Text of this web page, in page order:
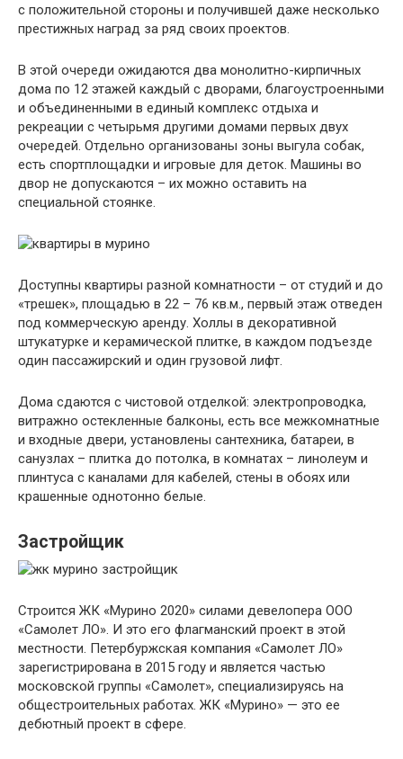
с положительной стороны и получившей даже несколько
престижных наград за ряд своих проектов.
В этой очереди ожидаются два монолитно-кирпичных
дома по 12 этажей каждый с дворами, благоустроенными
и объединенными в единый комплекс отдыха и
рекреации с четырьмя другими домами первых двух
очередей. Отдельно организованы зоны выгула собак,
есть спортплощадки и игровые для деток. Машины во
двор не допускаются – их можно оставить на
специальной стоянке.
Доступны квартиры разной комнатности – от студий и до
«трешек», площадью в 22 – 76 кв.м., первый этаж отведен
под коммерческую аренду. Холлы в декоративной
штукатурке и керамической плитке, в каждом подъезде
один пассажирский и один грузовой лифт.
Дома сдаются с чистовой отделкой: электропроводка,
витражно остекленные балконы, есть все межкомнатные
и входные двери, установлены сантехника, батареи, в
санузлах – плитка до потолка, в комнатах – линолеум и
плинтуса с каналами для кабелей, стены в обоях или
крашенные однотонно белые.
Застройщик
Строится ЖК «Мурино 2020» силами девелопера ООО
«Самолет ЛО». И это его флагманский проект в этой
местности. Петербуржская компания «Самолет ЛО»
зарегистрирована в 2015 году и является частью
московской группы «Самолет», специализируясь на
общестроительных работах. ЖК «Мурино» — это ее
дебютный проект в сфере.